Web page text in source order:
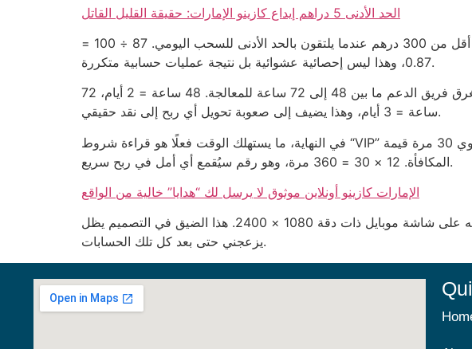
الحد الأدنى 5 دراهم إيداع كازينو الإمارات: حقيقة القليل القاتل
الواقع أن 87% من اللاعبين الذين يبدؤون بميزانية 1000 درهم في كازينو أجنبي الإمارات سيسحبون أقل من 300 درهم عندما يلتقون بالحد الأدنى للسحب اليومي. 87 ÷ 100 =
0.87، وهذا ليس إحصائية عشوائية بل نتيجة عمليات حسابية متكررة.
وهناك نقطة أخرى لا يذكرها أي دليل تسويقي: عندما يتطلب سحب 200 درهم مراجعة هوية، يستغرق فريق الدعم ما بين 48 إلى 72 ساعة للمعالجة. 48 ساعة = 2 أيام، 72
ساعة = 3 أيام، وهذا يضيف إلى صعوبة تحويل أي ربح إلى نقد حقيقي.
في النهاية، ما يستهلك الوقت فعلًا هو قراءة شروط “VIP” التي تُغطي 12 صفحة من النصوص الدقيقة، كل سطر منها يحتوي على حد أدنى للرهان يساوي 30 مرة قيمة
المكافأة. 12 × 30 = 360 مرة، وهو رقم سيُقمع أي أمل في ربح سريع.
الإمارات كازينو أونلاين موثوق لا يرسل لك “هدايا” خالية من الواقع
وأكثر شيء يثير السخرية هو أن واجهة اللعبة تتضمن زر “العودة” بحجم 8 بكسل، يصعب الضغط عليه على شاشة موبايل ذات دقة 1080 × 2400. هذا الضيق في التصميم يظل
يزعجني حتى بعد كل تلك الحسابات.